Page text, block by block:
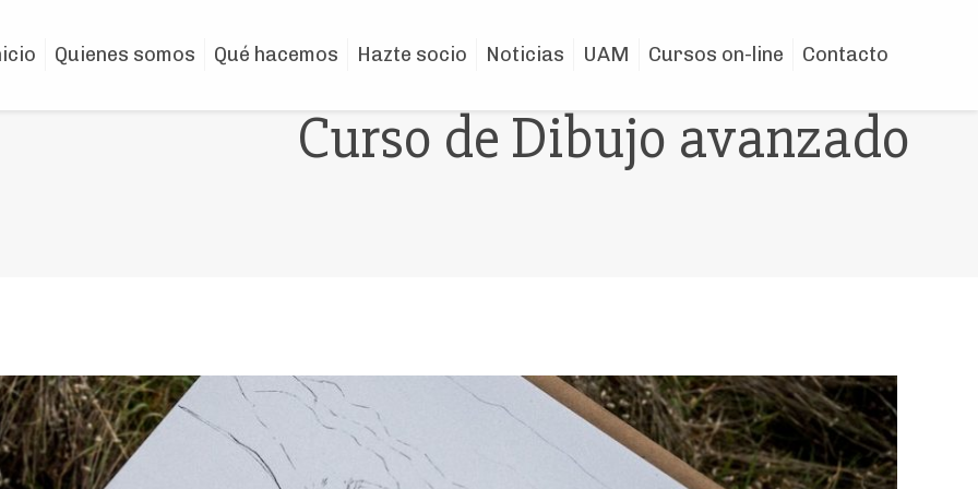
Quienes somos Qué hacemos Hazte socio Noticias UAM Cursos on-line Contacto
Curso de Dibujo avanzado